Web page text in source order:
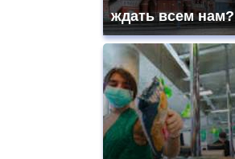
ждать всем нам?